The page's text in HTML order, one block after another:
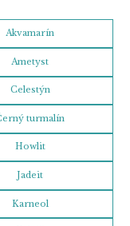
Akvamarín
Ametyst
Celestýn
turmalín
Howlit
Jadeit
Karneol